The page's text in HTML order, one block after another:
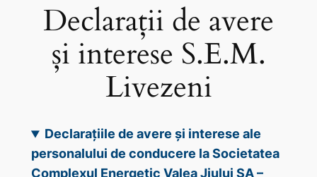
Declarații de avere
și interese S.E.M.
Livezeni
Declarațiile de avere și interese ale
personalului de conducere la Societatea
Complexul Energetic Valea Jiului SA –